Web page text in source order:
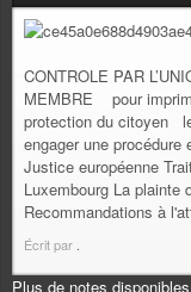
CONTROLE PAR
MEMBRE pour
protection du citoyen
engager une procédure
Justice européenne
Luxembourg La plainte
Recommandations à
Écrit par
Plus de notes